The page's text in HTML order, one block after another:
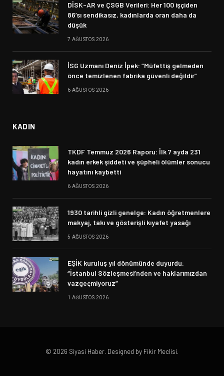
DİSK-AR ve ÇSGB Verileri: Her 100 işçiden
86’sı sendikasız, kadınlarda oran daha da
düşük
7 AĞUSTOS 2026
İSG Uzmanı Deniz İpek: “Müfettiş gelmeden
önce temizlenen fabrika güvenli değildir”
6 AĞUSTOS 2026
KADIN
TKDF Temmuz 2026 Raporu: İlk 7 ayda 231
kadın erkek şiddeti ve şüpheli ölümler sonucu
hayatını kaybetti
6 AĞUSTOS 2026
1930 tarihli gizli genelge: Kadın öğretmenlere
makyaj, takı ve gösterişli kıyafet yasağı
5 AĞUSTOS 2026
EŞİK kuruluş yıl dönümünde duyurdu:
“İstanbul Sözleşmesi’nden ve haklarımızdan
vazgeçmiyoruz”
1 AĞUSTOS 2026
© 2026 Siyasi Haber. Designed by Fikir Meclisi.